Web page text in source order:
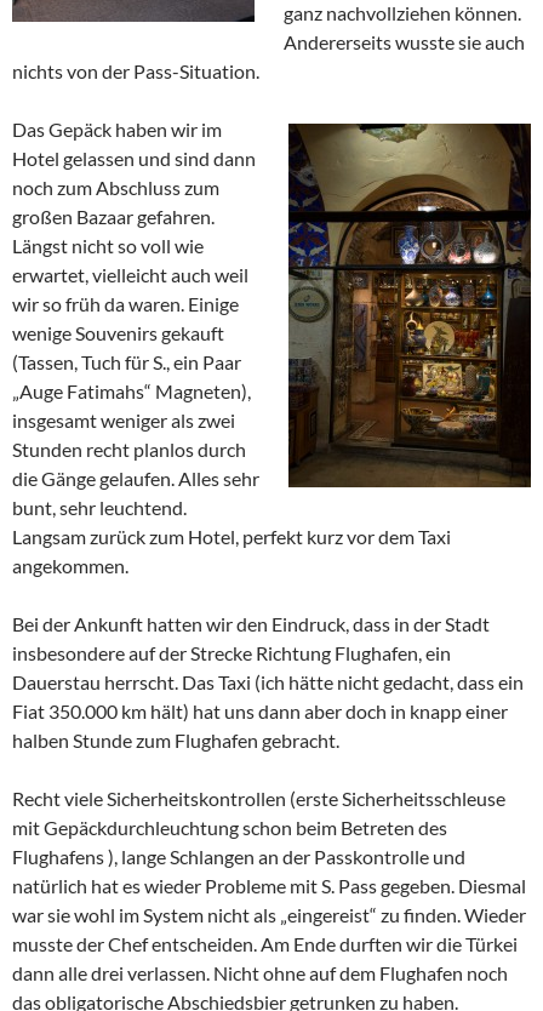
ganz nachvollziehen können.
Andererseits wusste sie auch
nichts von der Pass-Situation.
Das Gepäck haben wir im
Hotel gelassen und sind dann
noch zum Abschluss zum
großen Bazaar gefahren.
Längst nicht so voll wie
erwartet, vielleicht auch weil
wir so früh da waren. Einige
wenige Souvenirs gekauft
(Tassen, Tuch für S., ein Paar
„Auge Fatimahs“ Magneten),
insgesamt weniger als zwei
Stunden recht planlos durch
die Gänge gelaufen. Alles sehr
bunt, sehr leuchtend.
Langsam zurück zum Hotel, perfekt kurz vor dem Taxi
angekommen.
Bei der Ankunft hatten wir den Eindruck, dass in der Stadt
insbesondere auf der Strecke Richtung Flughafen, ein
Dauerstau herrscht. Das Taxi (ich hätte nicht gedacht, dass ein
Fiat 350.000 km hält) hat uns dann aber doch in knapp einer
halben Stunde zum Flughafen gebracht.
Recht viele Sicherheitskontrollen (erste Sicherheitsschleuse
mit Gepäckdurchleuchtung schon beim Betreten des
Flughafens ), lange Schlangen an der Passkontrolle und
natürlich hat es wieder Probleme mit S. Pass gegeben. Diesmal
war sie wohl im System nicht als „eingereist“ zu finden. Wieder
musste der Chef entscheiden. Am Ende durften wir die Türkei
dann alle drei verlassen. Nicht ohne auf dem Flughafen noch
das obligatorische Abschiedsbier getrunken zu haben.